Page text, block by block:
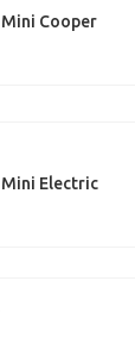
Mini Cooper
Mini Electric